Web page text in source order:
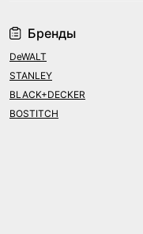
Бренды
DeWALT
STANLEY
BLACK+DECKER
BOSTITCH